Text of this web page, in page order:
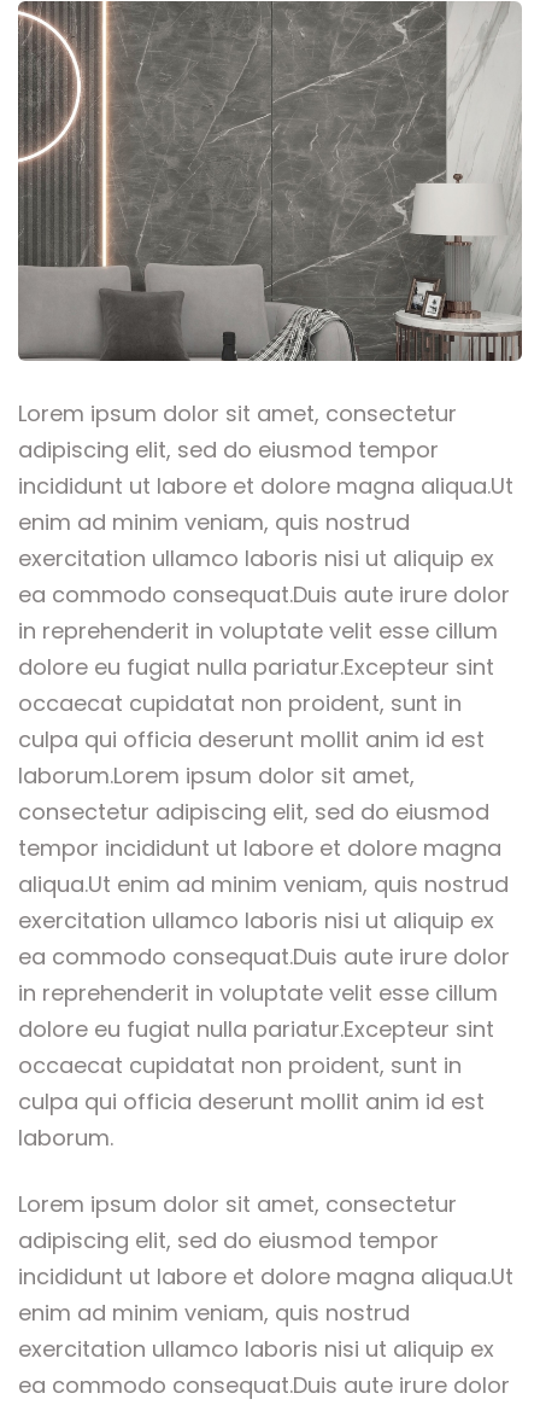
Lorem ipsum dolor sit amet, consectetur
adipiscing elit, sed do eiusmod tempor
incididunt ut labore et dolore magna aliqua.Ut
enim ad minim veniam, quis nostrud
exercitation ullamco laboris nisi ut aliquip ex
ea commodo consequat.Duis aute irure dolor
in reprehenderit in voluptate velit esse cillum
dolore eu fugiat nulla pariatur.Excepteur sint
occaecat cupidatat non proident, sunt in
culpa qui officia deserunt mollit anim id est
laborum.Lorem ipsum dolor sit amet,
consectetur adipiscing elit, sed do eiusmod
tempor incididunt ut labore et dolore magna
aliqua.Ut enim ad minim veniam, quis nostrud
exercitation ullamco laboris nisi ut aliquip ex
ea commodo consequat.Duis aute irure dolor
in reprehenderit in voluptate velit esse cillum
dolore eu fugiat nulla pariatur.Excepteur sint
occaecat cupidatat non proident, sunt in
culpa qui officia deserunt mollit anim id est
laborum.
Lorem ipsum dolor sit amet, consectetur
adipiscing elit, sed do eiusmod tempor
incididunt ut labore et dolore magna aliqua.Ut
enim ad minim veniam, quis nostrud
exercitation ullamco laboris nisi ut aliquip ex
ea commodo consequat.Duis aute irure dolor